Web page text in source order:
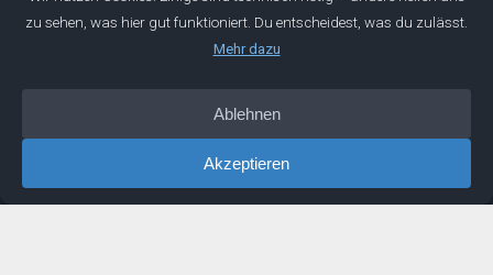
Über Manifest Impressum Datenschutz
Buch